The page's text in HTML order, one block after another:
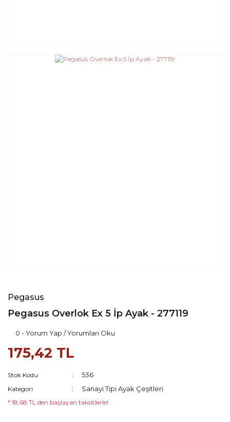
Pegasus
Pegasus Overlok Ex 5 İp Ayak - 277119
0 - Yorum Yap / Yorumları Oku
175,42 TL
Stok Kodu 536
Kategori Sanayi Tipi Ayak Çeşitleri
* 18,68 TL den başlayan taksitlerle!